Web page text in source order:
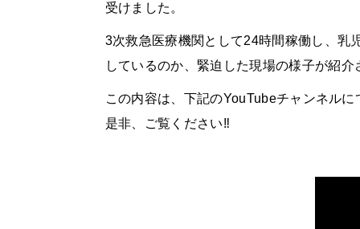
受けました。
3次救急医療機関として24時間稼働し、乳
しているのか、緊迫した現場の様子が紹介
この内容は、下記のYouTubeチャンネルに
是非、ご覧ください‼